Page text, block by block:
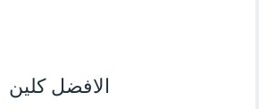
الافضل كلين